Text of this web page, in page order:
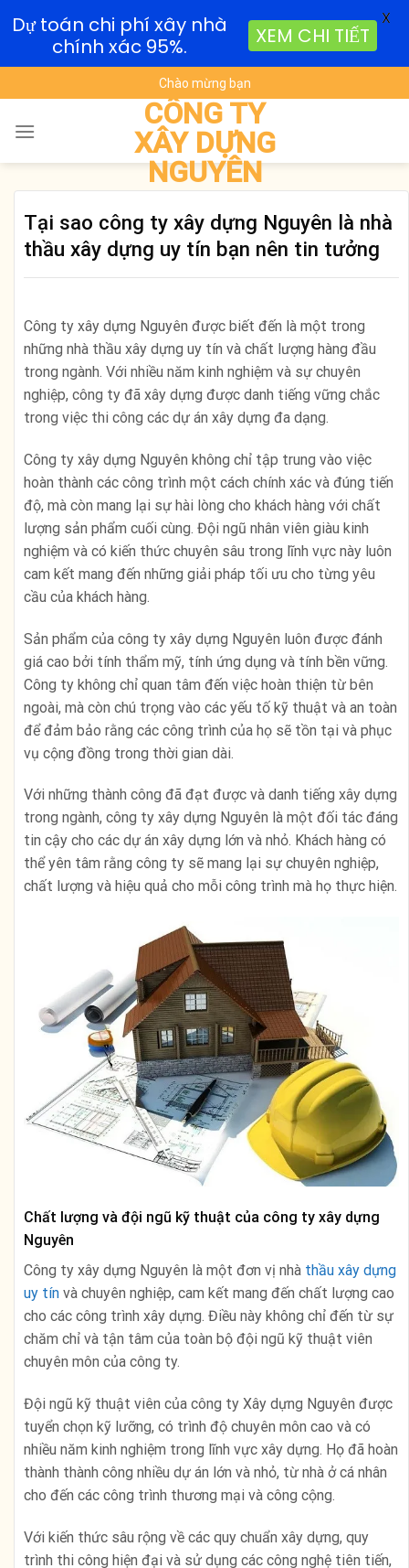
to
content
Chào mừng bạn
CÔNG TY
XÂY DỰNG
NGUYÊN
Tại sao công ty xây dựng Nguyên là nhà
thầu xây dựng uy tín bạn nên tin tưởng
Công ty xây dựng Nguyên được biết đến là một trong
những nhà thầu xây dựng uy tín và chất lượng hàng đầu
trong ngành. Với nhiều năm kinh nghiệm và sự chuyên
nghiệp, công ty đã xây dựng được danh tiếng vững chắc
trong việc thi công các dự án xây dựng đa dạng.
Công ty xây dựng Nguyên không chỉ tập trung vào việc
hoàn thành các công trình một cách chính xác và đúng tiến
độ, mà còn mang lại sự hài lòng cho khách hàng với chất
lượng sản phẩm cuối cùng. Đội ngũ nhân viên giàu kinh
nghiệm và có kiến thức chuyên sâu trong lĩnh vực này luôn
cam kết mang đến những giải pháp tối ưu cho từng yêu
cầu của khách hàng.
Sản phẩm của công ty xây dựng Nguyên luôn được đánh
giá cao bởi tính thẩm mỹ, tính ứng dụng và tính bền vững.
Công ty không chỉ quan tâm đến việc hoàn thiện từ bên
ngoài, mà còn chú trọng vào các yếu tố kỹ thuật và an toàn
để đảm bảo rằng các công trình của họ sẽ tồn tại và phục
vụ cộng đồng trong thời gian dài.
Với những thành công đã đạt được và danh tiếng xây dựng
trong ngành, công ty xây dựng Nguyên là một đối tác đáng
tin cậy cho các dự án xây dựng lớn và nhỏ. Khách hàng có
thể yên tâm rằng công ty sẽ mang lại sự chuyên nghiệp,
chất lượng và hiệu quả cho mỗi công trình mà họ thực hiện.
Chất lượng và đội ngũ kỹ thuật của công ty xây dựng
Nguyên
Công ty xây dựng Nguyên là một đơn vị nhà thầu xây dựng
uy tín và chuyên nghiệp, cam kết mang đến chất lượng cao
cho các công trình xây dựng. Điều này không chỉ đến từ sự
chăm chỉ và tận tâm của toàn bộ đội ngũ kỹ thuật viên
chuyên môn của công ty.
Đội ngũ kỹ thuật viên của công ty Xây dựng Nguyên được
tuyển chọn kỹ lưỡng, có trình độ chuyên môn cao và có
nhiều năm kinh nghiệm trong lĩnh vực xây dựng. Họ đã hoàn
thành thành công nhiều dự án lớn và nhỏ, từ nhà ở cá nhân
cho đến các công trình thương mại và công cộng.
Với kiến thức sâu rộng về các quy chuẩn xây dựng, quy
trình thi công hiện đại và sử dụng các công nghệ tiên tiến,
Dự toán chi phí xây nhà
chính xác 95%.
XEM CHI TIẾT
X